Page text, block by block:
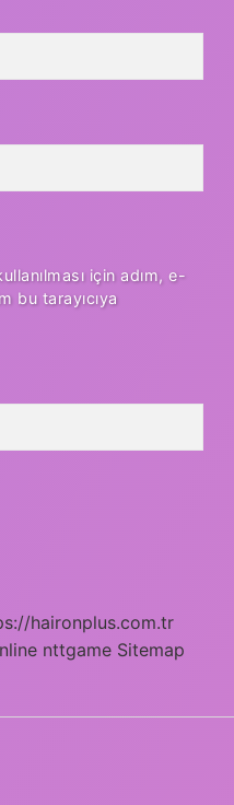
için adım, e-
bu tarayıcıya
haironplus.com.tr
nttgame Sitemap